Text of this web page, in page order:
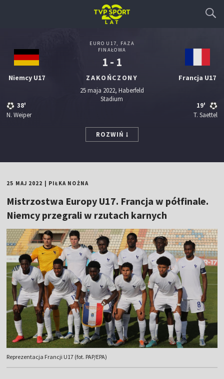
Niemcy U17
38'
N. Weiper
EURO U17, FAZA
FINAŁOWA
1 - 1
ZAKOŃCZONY
25 maja 2022, Haberfeld
Stadium
Francja U17
19'
T. Saettel
ROZWIŃ
25 MAJ 2022 PIŁKA NOŻNA
Mistrzostwa Europy U17. Francja w półfinale.
Niemcy przegrali w rzutach karnych
Reprezentacja Francji U17 (fot. PAP/EPA)